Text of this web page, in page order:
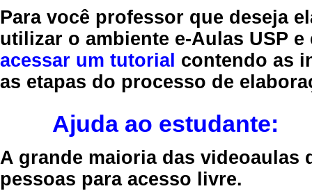
Para você professor que deseja
utilizar o ambiente e-Aulas USP
acessar um tutorial contendo as
as etapas do processo de
Ajuda ao estudante:
A grande maioria das videoaulas
pessoas para acesso livre.